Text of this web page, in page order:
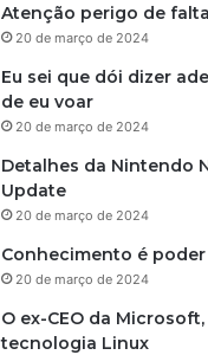
Atenção perigo de
20 de março de 2024
Eu sei que dói dizer
de eu voar
20 de março de 2024
Detalhes da Nintendo
Update
20 de março de 2024
Conhecimento é poder
20 de março de 2024
O ex-CEO da
tecnologia Linux